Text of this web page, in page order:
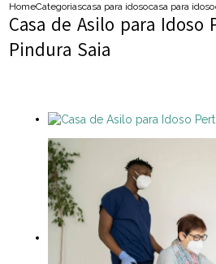
HomeCategoriascasa para idososcasa para
Casa de Asilo para Idoso
Pindura Saia